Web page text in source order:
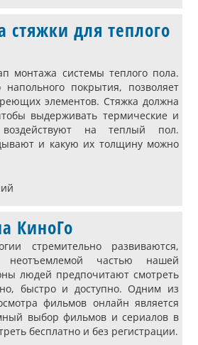
для теплого
монтажа системы теплого пола.
покрытия, позволяет
элементов. Стяжка должна
выдерживать термические и
воздействуют на теплый пол.
и какую их толщину можно
КиноГо
стремительно развиваются,
частью нашей
людей предпочитают смотреть
быстро и доступно. Одним из
фильмов онлайн является
выбор фильмов и сериалов в
бесплатно и без регистрации.